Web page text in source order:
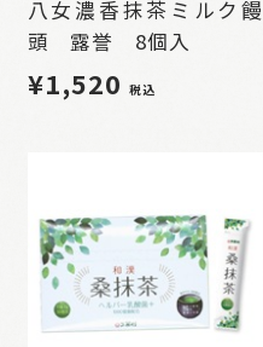
八女濃香抹茶ミルク饅
頭 露誉 8個入
¥1,520税込